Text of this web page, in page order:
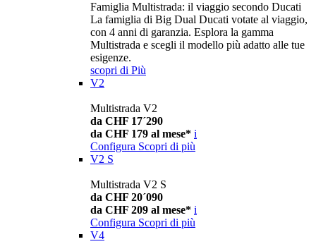
Famiglia Multistrada: il viaggio secondo Ducati
La famiglia di Big Dual Ducati votate al viaggio,
con 4 anni di garanzia. Esplora la gamma
Multistrada e scegli il modello più adatto alle tue
esigenze.
scopri di Più
V2
Multistrada V2
da CHF 17´290
da CHF 179 al mese* i
Configura Scopri di più
V2 S
Multistrada V2 S
da CHF 20´090
da CHF 209 al mese* i
Configura Scopri di più
V4